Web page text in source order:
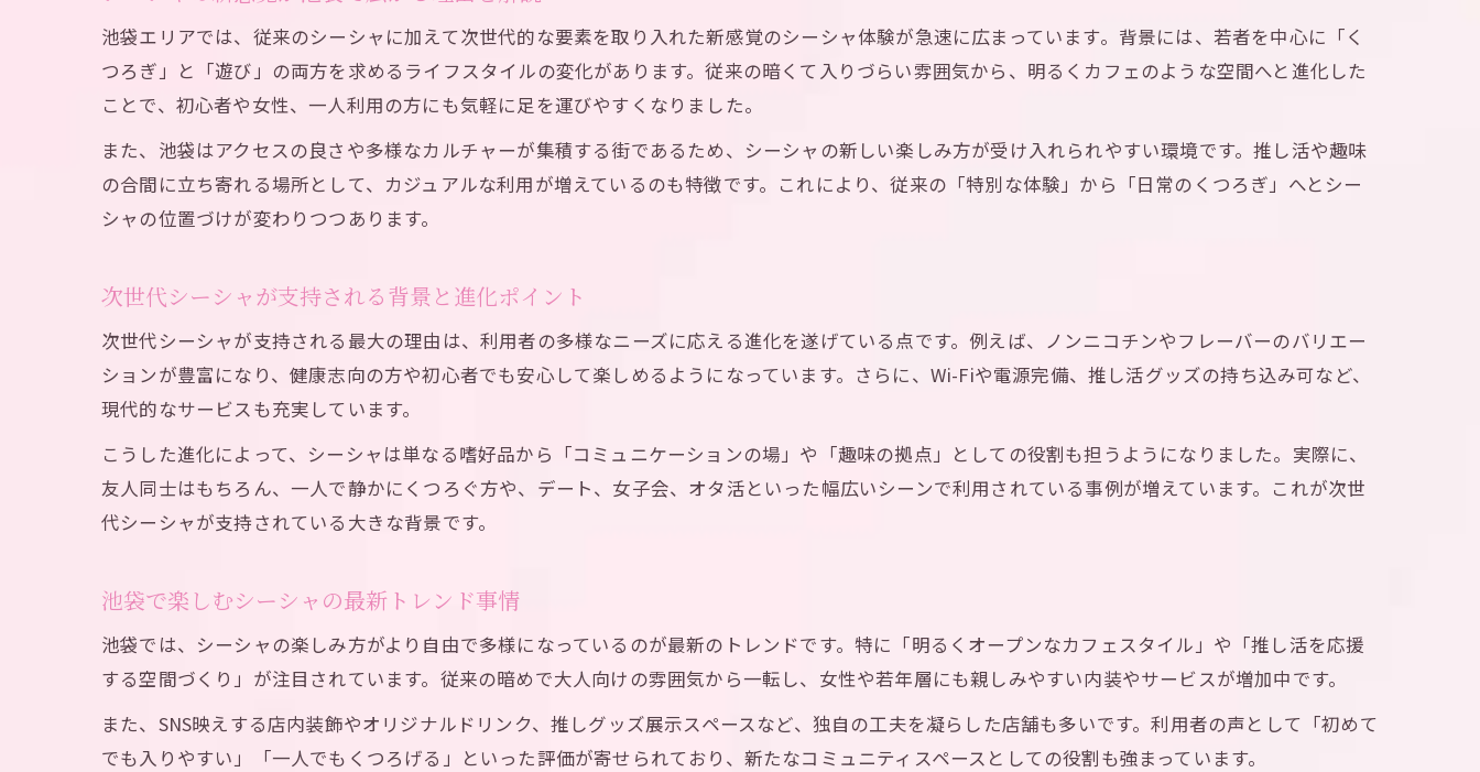
未来感漂うシーシャスタイルの魅力紹介
池袋で味わうシーシャの新たな価値観
池袋のシーシャ空間が生み出すリラックス体験
くつろぎと新しさが融合するシーシャの魅力
次世代志向のシーシャスポットが池袋に集結
シーシャを楽しむための池袋ならではの要素
深夜営業のシーシャスポット活用術紹介
一人でも楽しめる池袋の夜シーシャ体験
池袋エリアでは、従来のシーシャに加えて次世代的な要素を取り入れた新感覚のシーシャ体験が急速に広まっています。背景には、若者を中心に「く
つろぎ」と「遊び」の両方を求めるライフスタイルの変化があります。従来の暗くて入りづらい雰囲気から、明るくカフェのような空間へと進化した
ことで、初心者や女性、一人利用の方にも気軽に足を運びやすくなりました。
また、池袋はアクセスの良さや多様なカルチャーが集積する街であるため、シーシャの新しい楽しみ方が受け入れられやすい環境です。推し活や趣味
の合間に立ち寄れる場所として、カジュアルな利用が増えているのも特徴です。これにより、従来の「特別な体験」から「日常のくつろぎ」へとシー
シャの位置づけが変わりつつあります。
次世代シーシャが支持される背景と進化ポイント
次世代シーシャが支持される最大の理由は、利用者の多様なニーズに応える進化を遂げている点です。例えば、ノンニコチンやフレーバーのバリエー
ションが豊富になり、健康志向の方や初心者でも安心して楽しめるようになっています。さらに、Wi-Fiや電源完備、推し活グッズの持ち込み可など、
現代的なサービスも充実しています。
こうした進化によって、シーシャは単なる嗜好品から「コミュニケーションの場」や「趣味の拠点」としての役割も担うようになりました。実際に、
友人同士はもちろん、一人で静かにくつろぐ方や、デート、女子会、オタ活といった幅広いシーンで利用されている事例が増えています。これが次世
代シーシャが支持されている大きな背景です。
池袋で楽しむシーシャの最新トレンド事情
池袋では、シーシャの楽しみ方がより自由で多様になっているのが最新のトレンドです。特に「明るくオープンなカフェスタイル」や「推し活を応援
する空間づくり」が注目されています。従来の暗めで大人向けの雰囲気から一転し、女性や若年層にも親しみやすい内装やサービスが増加中です。
また、SNS映えする店内装飾やオリジナルドリンク、推しグッズ展示スペースなど、独自の工夫を凝らした店舗も多いです。利用者の声として「初めて
でも入りやすい」「一人でもくつろげる」といった評価が寄せられており、新たなコミュニティスペースとしての役割も強まっています。
推し活プランのご予約はこちら
推し活プランのご予約はこちら